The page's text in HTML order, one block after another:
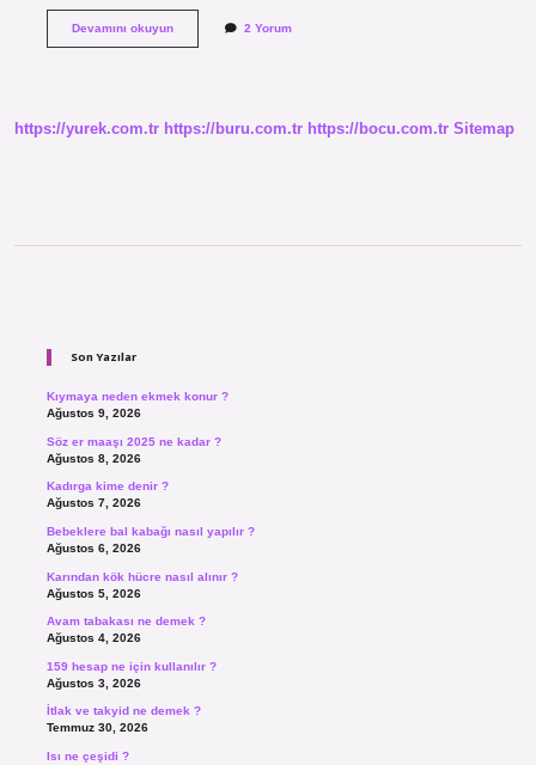
Devamını okuyunMinnie
2 Yorum
https://yurek.com.tr https://buru.com.tr https://bocu.com.tr Sitemap
Son Yazılar
Kıymaya neden ekmek konur ?
Ağustos 9, 2026
Söz er maaşı 2025 ne kadar ?
Ağustos 8, 2026
Kadırga kime denir ?
Ağustos 7, 2026
Bebeklere bal kabağı nasıl yapılır ?
Ağustos 6, 2026
Karından kök hücre nasıl alınır ?
Ağustos 5, 2026
Avam tabakası ne demek ?
Ağustos 4, 2026
159 hesap ne için kullanılır ?
Ağustos 3, 2026
İtlak ve takyid ne demek ?
Temmuz 30, 2026
Isı ne çeşidi ?